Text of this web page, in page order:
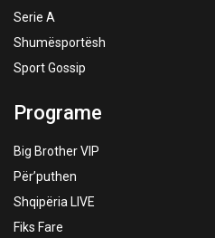
Serie A
Shumësportësh
Sport Gossip
Programe
Big Brother VIP
Për’puthen
Shqipëria LIVE
Fiks Fare